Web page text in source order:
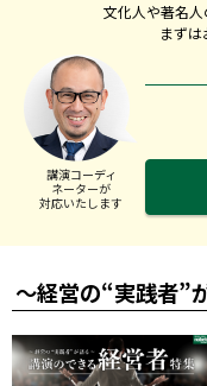
文化人や著名人
まずは
講演コーディ
ネーターが
対応いたします
～経営の“実践者”